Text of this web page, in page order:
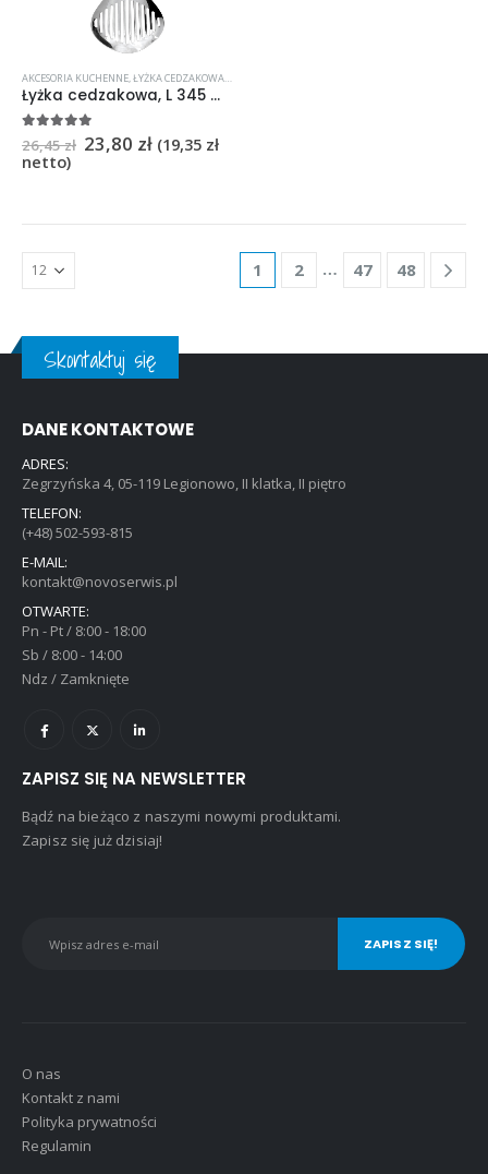
AKCESORIA KUCHENNE,ŁYŻKA CEDZAKOWA I SZCZYPCE
Łyżka cedzakowa, L 345 mm
26,45zł 23,80 zł (19,35 zł
netto)
1 2 … 47 48
Skontaktuj się
DANE KONTAKTOWE
ADRES:
Zegrzyńska 4, 05-119 Legionowo, II klatka, II piętro
TELEFON:
(+48) 502-593-815
E-MAIL:
kontakt@novoserwis.pl
OTWARTE:
Pn - Pt / 8:00 - 18:00
Sb / 8:00 - 14:00
Ndz / Zamknięte
ZAPISZ SIĘ NA NEWSLETTER
Bądź na bieżąco z naszymi nowymi produktami.
Zapisz się już dzisiaj!
O nas
Kontakt z nami
Polityka prywatności
Regulamin